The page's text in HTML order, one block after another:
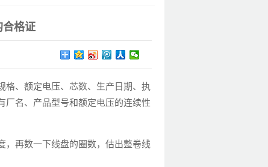
格证
、额定电压、芯数、生产日期、执
厂名、产品型号和额定电压的连续性
，再数一下线盘的圈数，估出整卷线